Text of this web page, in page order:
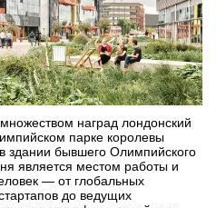
наград лондонский
парке королевы
здании бывшего Олимпийского
является местом работы и
— от глобальных
до ведущих